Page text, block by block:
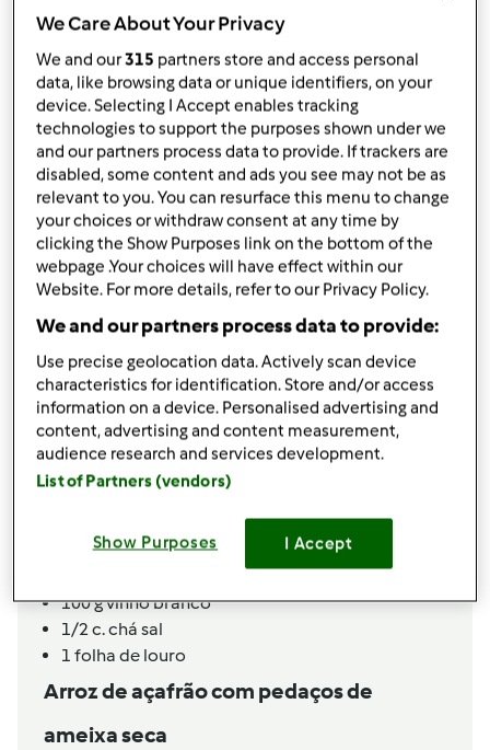
Partilhar receita
Criar uma variante
Ingredientes
Lombo de porco de especiarias
g lombo de porco,
Cortado em 3 partes
2chalotas
3dentes de alho
45gBacon Fumado,Em pedaços
35gchouriço de carne,Em pedaços
40gazeite
100g abóbora manteiga,
canela em pó
c. chácominhos em pó
100gvinho branco
1/2c. chá sal
1 folha de louro
Arroz de açafrão com pedaços de
ameixa seca
We Care About Your Privacy
We and our315 partners store and access personal
data, like browsing data or unique identifiers, on your
device. Selecting I Accept enables tracking
technologies to support the purposes shown under we
and our partners process data to provide. If trackers are
disabled, some content and ads you see may not be as
relevant to you. You can resurface this menu to change
your choices or withdraw consent at any time by
clicking the Show Purposes link on the bottom of the
webpage .Your choices will have effect within our
Website. For more details, refer to our Privacy Policy.
We and our partners process data to provide:
Use precise geolocation data. Actively scan device
characteristics for identification. Store and/or access
information on a device. Personalised advertising and
content, advertising and content measurement,
audience research and services development.
List of Partners (vendors)
Show Purposes I Accept